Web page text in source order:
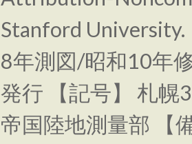
Stanford
8年測図/昭和10年
発行 【記号】 札幌
帝国陸地測量部 【